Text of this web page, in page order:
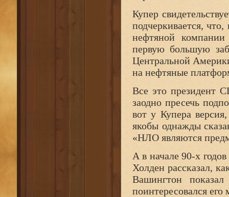
Купер
подчеркивается,
нефтяной
первую большую
Центральной
на нефтяные
Все это президент
заодно пресечь
вот у Купера
якобы однажды
«НЛО являются
А в начале 90-х
Холден рассказал,
Вашингтон
поинтересовался